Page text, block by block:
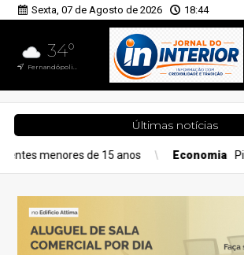
Sexta, 07 de Agosto de 2026 18:44
34°
Fernandópolis, SP
Últimas notícias
15 anos Economia Piazza acelera